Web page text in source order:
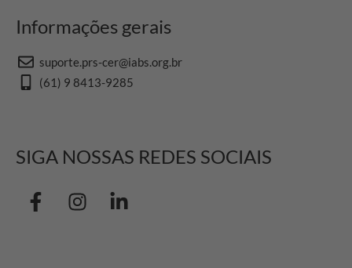
Informações gerais
suporte.prs-cer@iabs.org.br
(61) 9 8413-9285
SIGA NOSSAS REDES SOCIAIS